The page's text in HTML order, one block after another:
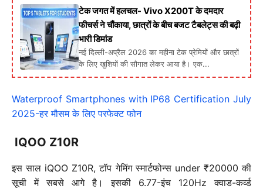
टेक जगत में हलचल- Vivo X200T के दमदार
फीचर्स ने चौंकाया, छात्रों के बीच बजट टैबलेट्स की बढ़ी
भारी डिमांड
नई दिल्ली-अप्रैल 2026 का महीना टेक प्रेमियों और छात्रों
के लिए खुशियों की सौगात लेकर आया है। एक...
Waterproof Smartphones with IP68 Certification July
2025-हर मौसम के लिए परफेक्ट फोन
IQOO Z10R
इस साल iQOO Z10R, टॉप गेमिंग स्मार्टफोन्स under ₹20000 की
सूची में सबसे आगे है। इसकी 6.77-इंच 120Hz क्वाड-कर्व्ड